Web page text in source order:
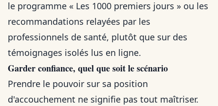
le programme « Les 1000 premiers jours » ou les
recommandations relayées par les
professionnels de santé, plutôt que sur des
témoignages isolés lus en ligne.
Garder confiance, quel que soit le scénario
Prendre le pouvoir sur sa position
d'accouchement ne signifie pas tout maîtriser.